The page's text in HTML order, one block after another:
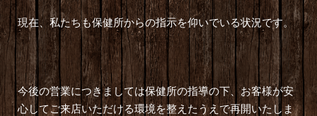
現在、私たちも保健所からの指示を仰いでいる状況です。
今後の営業につきましては保健所の指導の下、お客様が安
心してご来店いただける環境を整えたうえで再開いたしま